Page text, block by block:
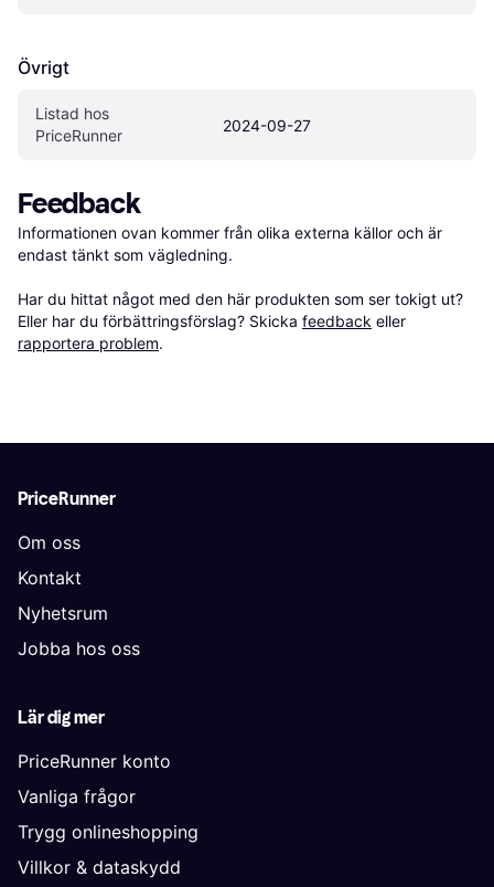
Övrigt
Listad hos
PriceRunner
2024-09-27
Feedback
Informationen ovan kommer från olika externa källor och är
endast tänkt som vägledning.
Har du hittat något med den här produkten som ser tokigt ut?
Eller har du förbättringsförslag? Skicka feedback eller
rapportera problem.
PriceRunner
Om oss
Kontakt
Nyhetsrum
Jobba hos oss
Lär dig mer
PriceRunner konto
Vanliga frågor
Trygg onlineshopping
Villkor & dataskydd